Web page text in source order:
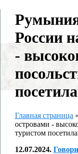
Румыния
России
-
Главная страница
островами -
туристом
12.07.2024.